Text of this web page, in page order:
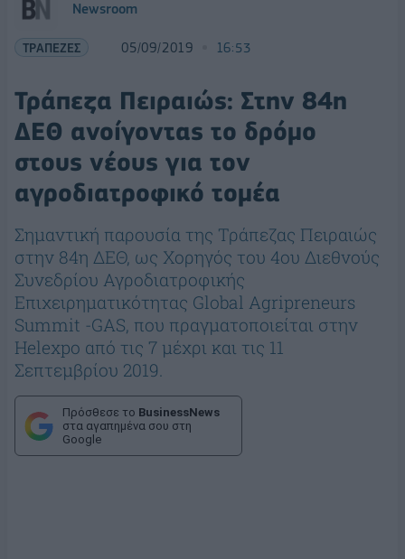
Newsroom
ΤΡΑΠΕΖΕΣ 05/09/2019 16:53
Τράπεζα Πειραιώς: Στην 84η
ΔΕΘ ανοίγοντας το δρόμο
στους νέους για τον
αγροδιατροφικό τομέα
Σημαντική παρουσία της Τράπεζας Πειραιώς
στην 84η ΔΕΘ, ως Χορηγός του 4ου Διεθνούς
Συνεδρίου Αγροδιατροφικής
Επιχειρηματικότητας Global Agripreneurs
Summit -GAS, που πραγματοποιείται στην
Helexpo από τις 7 μέχρι και τις 11
Σεπτεμβρίου 2019.
Πρόσθεσε το BusinessNews
στα αγαπημένα σου στη
Google